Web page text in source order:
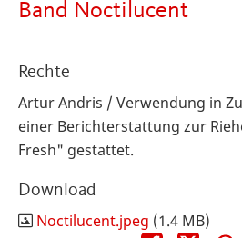
Band Noctilucent
Rechte
Artur Andris / Verwendung in
einer Berichterstattung zur
Fresh" gestattet.
Download
Noctilucent.jpeg (1.4 MB)